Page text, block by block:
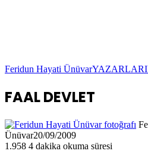
Feridun Hayati Ünüvar
FAAL DEVLET
Ünüvar20/09/2009
1.958 4 dakika okuma süresi